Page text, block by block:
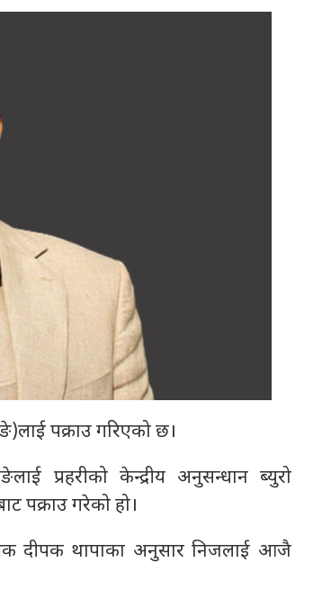
पक्राउ गरिएको छ।
प्रहरीको केन्द्रीय अनुसन्धान ब्युरो
पक्राउ गरेको हो।
दीपक थापाका अनुसार निजलाई आजै